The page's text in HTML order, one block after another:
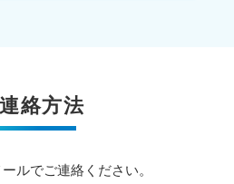
絡方法
ルでご連絡ください。